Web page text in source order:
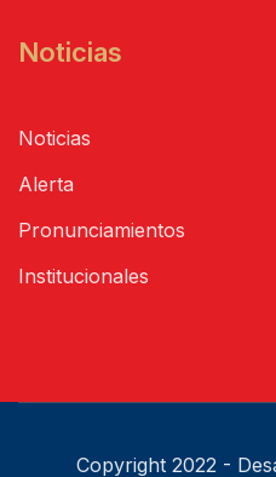
Noticias
Noticias
Alerta
Pronunciamientos
Institucionales
Copyright 2022 -